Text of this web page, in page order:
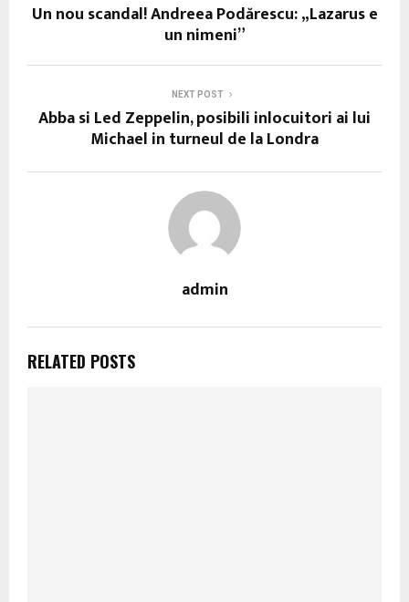
Un nou scandal! Andreea Podărescu: „Lazarus e
un nimeni”
NEXT POST
Abba si Led Zeppelin, posibili inlocuitori ai lui
Michael in turneul de la Londra
admin
RELATED POSTS